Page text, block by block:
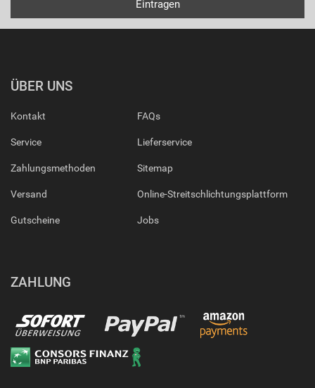
ÜBER UNS
Kontakt
Service
Zahlungsmethoden
Versand
Gutscheine
FAQs
Lieferservice
Sitemap
Online-Streitschlichtungsplattform
Jobs
ZAHLUNG